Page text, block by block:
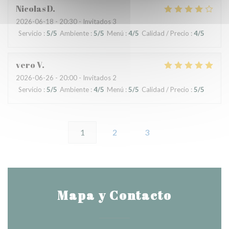
NicolasD
2026-06-18 - 20:30 - Invitados 3
Servicio : 5/5 Ambiente : 5/5 Menú : 4/5 Calidad / Precio : 4/5
veroV
2026-06-26 - 20:00 - Invitados 2
Servicio : 5/5 Ambiente : 4/5 Menú : 5/5 Calidad / Precio : 5/5
1 2 3
Mapa y Contacto